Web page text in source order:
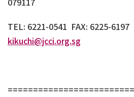
TEL: 6221-0541 FAX: 6225-6197
kikuchi@jcci.org.sg